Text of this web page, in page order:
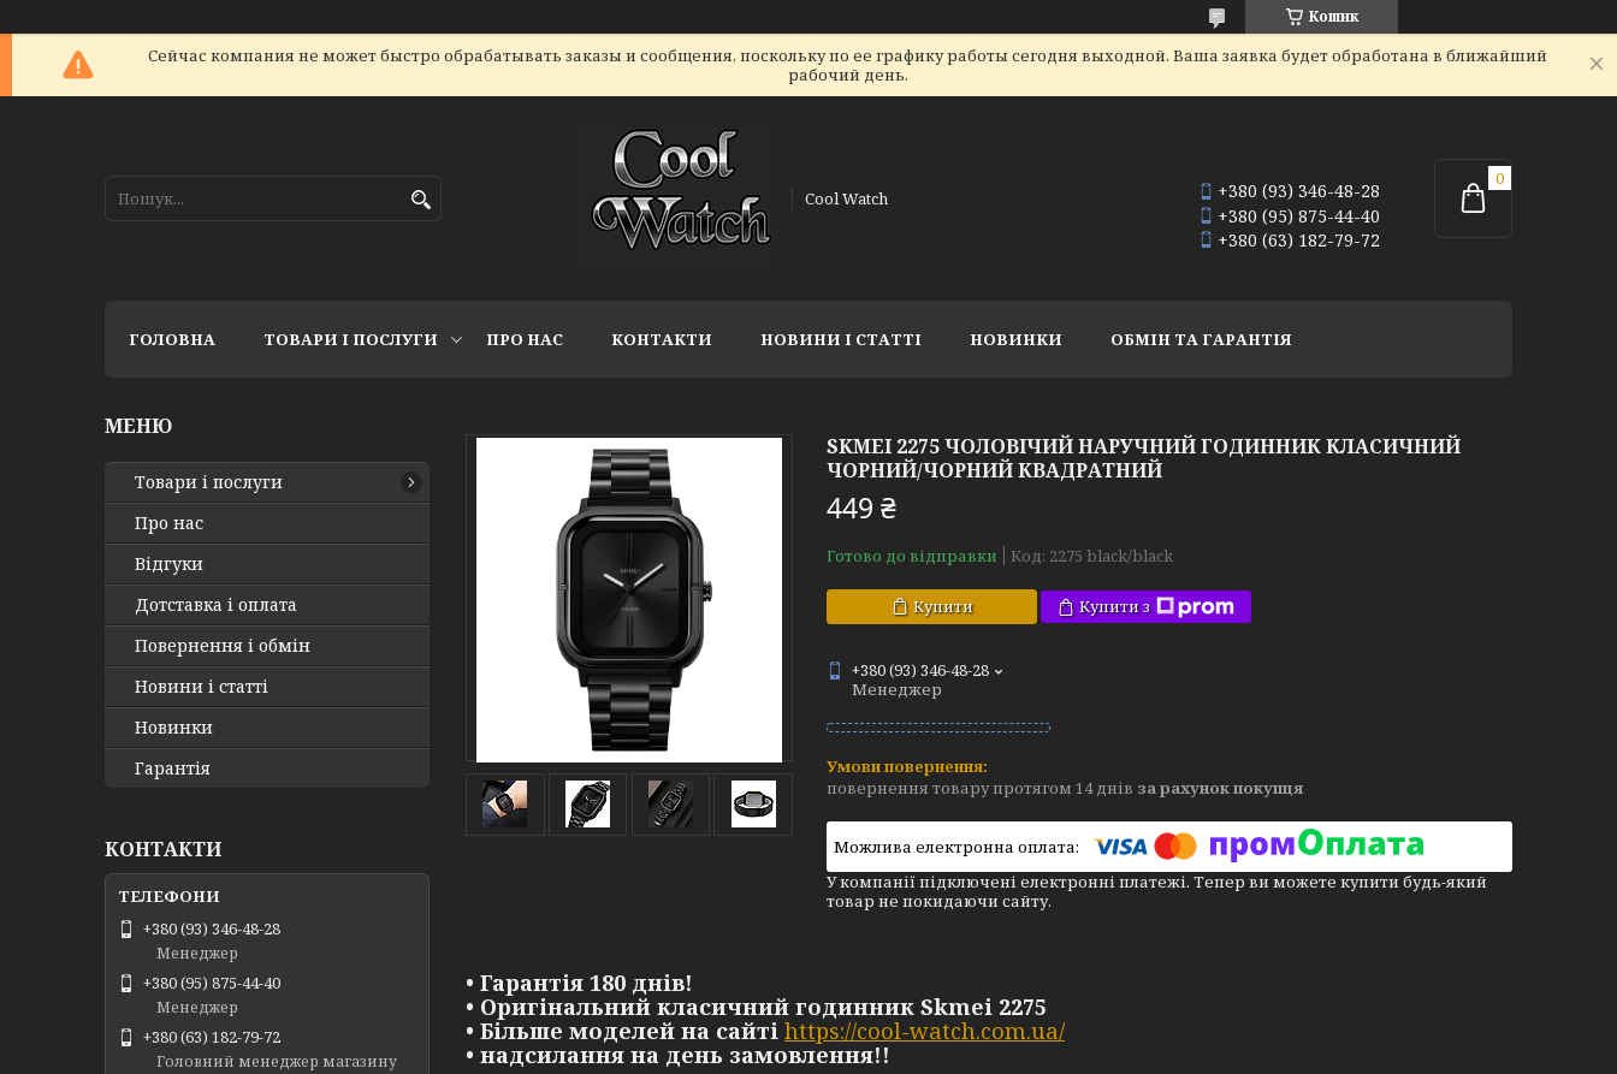
Кошик
Сейчас компания не может быстро обрабатывать заказы и сообщения, поскольку по ее графику работы сегодня выходной. Ваша заявка будет обработана в ближайший
рабочий день.
Cool Watch
+380 (93) 346-48-28
+380 (95) 875-44-40
+380 (63) 182-79-72
ГОЛОВНА ТОВАРИ І ПОСЛУГИ ПРО НАС КОНТАКТИ НОВИНИ І СТАТТІ НОВИНКИ ОБМІН ТА ГАРАНТІЯ
SKMEI 2275 ЧОЛОВІЧИЙ НАРУЧНИЙ ГОДИННИК КЛАСИЧНИЙ
ЧОРНИЙ/ЧОРНИЙ КВАДРАТНИЙ
449 ₴
Готово до відправки Код: 2275 black/black
Купити Купити з
+380 (93) 346-48-28
Менеджер
повернення товару протягом 14 днів за рахунок покупця
У компанії підключені електронні платежі. Тепер ви можете купити будь-який
товар не покидаючи сайту.
• Гарантія 180 днів!
• Оригінальний класичний годинник Skmei 2275
• Більше моделей на сайті https://cool-watch.com.ua/
• надсилання на день замовлення!!
Товари і послуги
Про нас
Відгуки
Дотставка і оплата
Повернення і обмін
Новини і статті
Новинки
Гарантія
КОНТАКТИ
+380 (93) 346-48-28
Менеджер
+380 (95) 875-44-40
Менеджер
+380 (63) 182-79-72
Головний менеджер магазину